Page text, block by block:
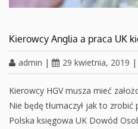
Kierowcy Anglia a praca UK
admin | 29 kwietnia, 2019 |
Kierowcy HGV musza mieć
Nie będę tłumaczył jak to
Polska księgowa UK Dowód